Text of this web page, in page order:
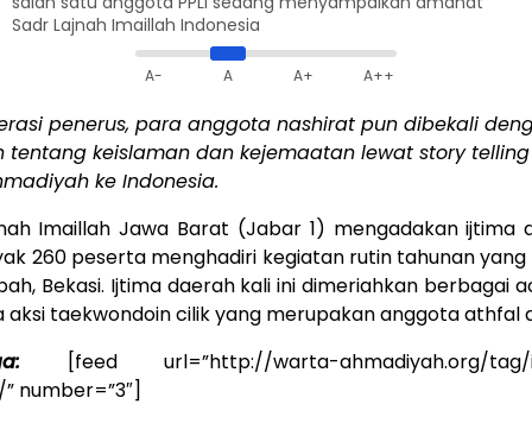
Sadr Lajnah Imaillah Indonesia
A- A A+ A++
penerus, para anggota nashirat pun dibekali
tentang keislaman dan kejemaatan lewat story
ke Indonesia.
Imaillah Jawa Barat (Jabar 1) mengadakan ijtima
260 peserta menghadiri kegiatan rutin tahunan
Bekasi. Ijtima daerah kali ini dimeriahkan berbagai
aksi taekwondoin cilik yang merupakan anggota athfal
[feed url=”http://warta-ahmadiyah.org/tag/
number=”3″]